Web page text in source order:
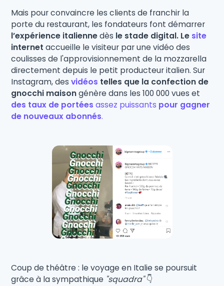
Mais pour convaincre les clients de franchir la
porte du restaurant, les fondateurs font démarrer
l’expérience italiennedès le stade digital. Le site
internetaccueille le visiteur par une vidéo des
coulisses de l'approvisionnement de la mozzarella
directement depuis le petit producteur italien. Sur
Instagram, des vidéos telles que la confection de
gnocchi maisongénère dans les 100 000 vues et
des taux de portéesassez puissants pour gagner
de nouveaux abonnés.
Coup de théâtre : le voyage en Italie se poursuit
grâce à la sympathique "squadra"👇